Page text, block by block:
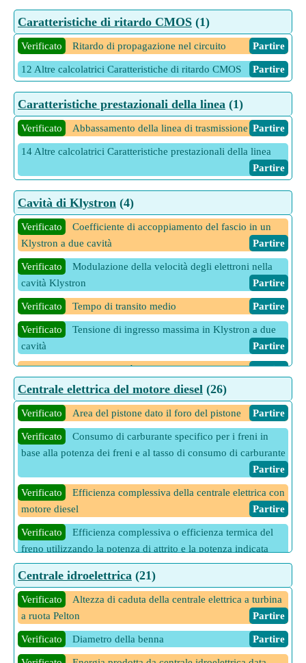
Caratteristiche di ritardo CMOS (1)
Verificato Ritardo di propagazione nel circuito Partire
12 Altre calcolatrici Caratteristiche di ritardo CMOS Partire
Caratteristiche prestazionali della linea (1)
Verificato Abbassamento della linea di trasmissione Partire
14 Altre calcolatrici Caratteristiche prestazionali della linea
Partire
Cavità di Klystron (4)
Verificato
Coefficiente di accoppiamento del fascio in un
Klystron a due cavità
Partire
Verificato
Modulazione della velocità degli elettroni nella
cavità Klystron
Partire
Verificato Tempo di transito medio Partire
Verificato
Tensione di ingresso massima in Klystron a due
cavità
Partire
10 Altre calcolatrici Cavità di Klystron Partire
Centrale elettrica del motore diesel (26)
Verificato Area del pistone dato il foro del pistone Partire
Verificato
Consumo di carburante specifico per i freni in
base alla potenza dei freni e al tasso di consumo di carburante
Partire
Verificato
Efficienza complessiva della centrale elettrica con
motore diesel
Partire
Verificato
Efficienza complessiva o efficienza termica del
freno utilizzando la potenza di attrito e la potenza indicata
Partire
Verificato
Efficienza complessiva o efficienza termica del
freno utilizzando la pressione effettiva media del freno
Partire
Verificato
Efficienza complessiva o efficienza termica del
Centrale idroelettrica (21)
Verificato
Altezza di caduta della centrale elettrica a turbina
a ruota Pelton
Partire
Verificato Diametro della benna Partire